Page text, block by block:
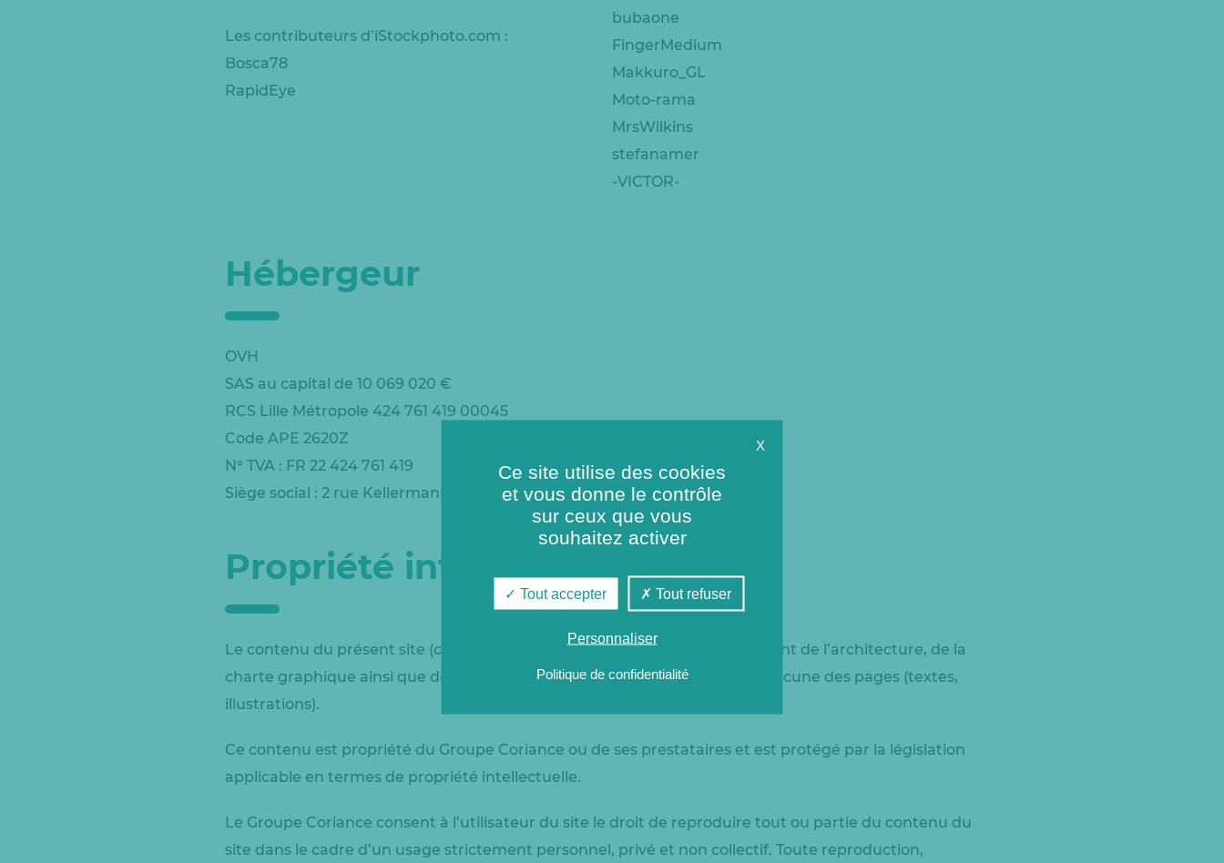
Les contributeurs d’iStockphoto.com :
Bosca78
RapidEye
bubaone
FingerMedium
Makkuro_GL
Moto-rama
MrsWilkins
stefanamer
-VICTOR-
Hébergeur
OVH
SAS au capital de 10 069 020 €
RCS Lille Métropole 424 761 419 00045
Code APE 2620Z
N° TVA : FR 22 424 761 419
Siège social : 2 rue Kellermann – 59100 Roubaix – France
Propriété intellectuelle
Le contenu du présent site (ci-après « le contenu ») est constitué notamment de l’architecture, de la
charte graphique ainsi que de l’ensemble des éléments disponibles sur chacune des pages (textes,
illustrations).
Ce contenu est propriété du Groupe Coriance ou de ses prestataires et est protégé par la législation
applicable en termes de propriété intellectuelle.
Le Groupe Coriance consent à l’utilisateur du site le droit de reproduire tout ou partie du contenu du
site dans le cadre d’un usage strictement personnel, privé et non collectif. Toute reproduction,
X
Ce site utilise des cookies
et vous donne le contrôle
sur ceux que vous
souhaitez activer
Tout accepter Tout refuser
Personnaliser
Politique de confidentialité